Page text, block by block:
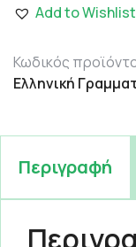
Add to Wishlist
Κωδικός
Ελληνική
Περιγραφή